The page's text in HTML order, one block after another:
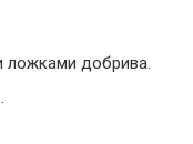
ложками добрива.